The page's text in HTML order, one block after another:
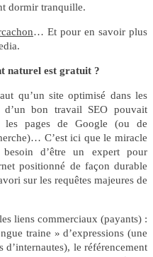
dormir tranquille.
… Et pour en savoir plus
naturel est gratuit ?
qu’un site optimisé dans les
bon travail SEO pouvait
les pages de Google (ou de
C’est ici que le miracle
d’être un expert pour
positionné de façon durable
sur les requêtes majeures de
liens commerciaux (payants) :
traine » d’expressions (une
d’internautes), le référencement